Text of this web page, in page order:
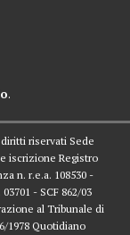
.
riservati Sede
iscrizione Registro
n. r.e.a. 108530 -
- SCF 862/03
al Tribunale di
1978 Quotidiano